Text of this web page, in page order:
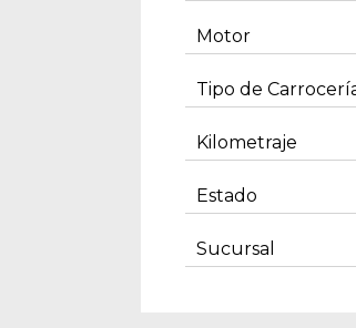
Motor
Tipo de
Kilometraje
Estado
Sucursal